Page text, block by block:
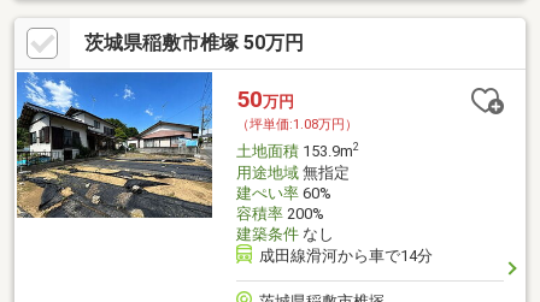
茨城県稲敷市椎塚 50万円
50万円
（坪単価:1.08万円）
土地面積153.9m2
用途地域無指定
建ぺい率60%
容積率200%
建築条件なし
成田線滑河から車で14分